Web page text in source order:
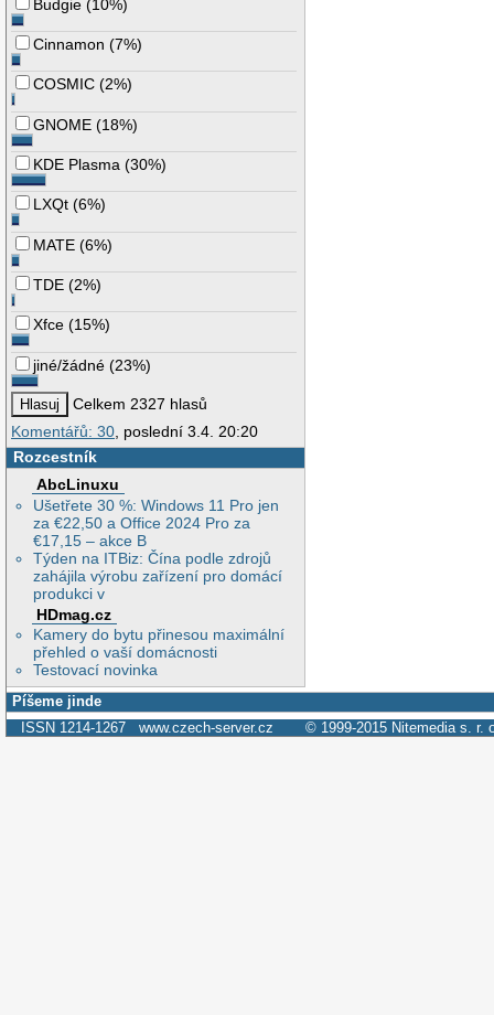
Budgie (10%)
Cinnamon (7%)
COSMIC (2%)
GNOME (18%)
KDE Plasma (30%)
LXQt (6%)
MATE (6%)
TDE (2%)
Xfce (15%)
jiné/žádné (23%)
Celkem 2327 hlasů
Komentářů: 30, poslední 3.4. 20:20
Rozcestník
AbcLinuxu
Ušetřete 30 %: Windows 11 Pro jen
za €22,50 a Office 2024 Pro za
€17,15 – akce B
Týden na ITBiz: Čína podle zdrojů
zahájila výrobu zařízení pro domácí
produkci v
HDmag.cz
Kamery do bytu přinesou maximální
přehled o vaší domácnosti
Testovací novinka
Píšeme jinde
ISSN 1214-1267 www.czech-server.cz © 1999-2015 Nitemedia s. r.